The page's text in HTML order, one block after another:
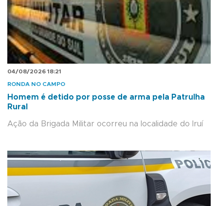
04/08/2026 18:21
RONDA NO CAMPO
Homem é detido por posse de arma pela Patrulha
Rural
Ação da Brigada Militar ocorreu na localidade do Iruí